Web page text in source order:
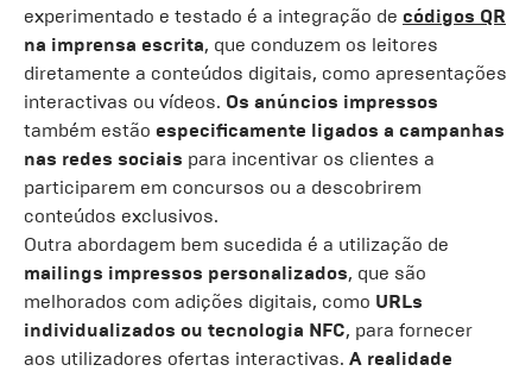
experimentado e testado é a integração de códigos QR
na imprensa escrita, que conduzem os leitores
diretamente a conteúdos digitais, como apresentações
interactivas ou vídeos. Os anúncios impressos
também estão especificamente ligados a campanhas
nas redes sociais para incentivar os clientes a
participarem em concursos ou a descobrirem
conteúdos exclusivos.
Outra abordagem bem sucedida é a utilização de
mailings impressos personalizados, que são
melhorados com adições digitais, como URLs
individualizados ou tecnologia NFC, para fornecer
aos utilizadores ofertas interactivas. A realidade